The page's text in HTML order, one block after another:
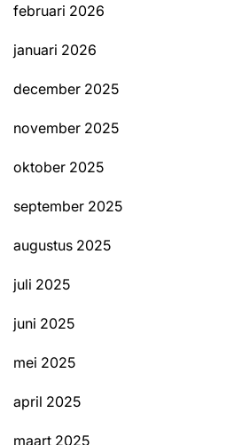
februari 2026
januari 2026
december 2025
november 2025
oktober 2025
september 2025
augustus 2025
juli 2025
juni 2025
mei 2025
april 2025
maart 2025